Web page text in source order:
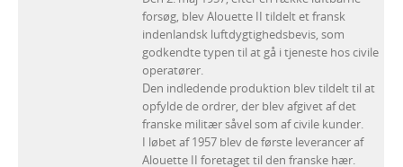
forsøg, blev Alouette II tildelt et fransk
indenlandsk luftdygtighedsbevis, som
godkendte typen til at gå i tjeneste hos civile
operatører.
Den indledende produktion blev tildelt til at
opfylde de ordrer, der blev afgivet af det
franske militær såvel som af civile kunder.
I løbet af 1957 blev de første leverancer af
Alouette II foretaget til den franske hær.